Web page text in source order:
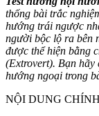
thống bài trắc
hướng trái ngược
người bộc lộ ra bên
được thể hiện bằng
(Extrovert). Bạn
hướng ngoại trong
NỘI DUNG